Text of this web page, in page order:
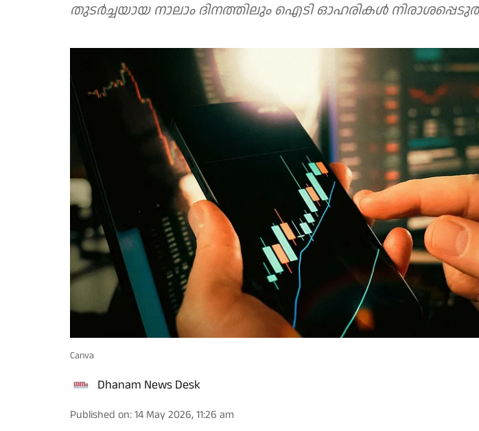
തുടർച്ചയായ നാലാം ദിനത്തിലും ഐടി ഓഹരികൾ
Canva
Dhanam News Desk
Published on:14 May 2026, 11:26 am